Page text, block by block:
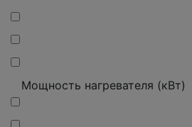
Мощность нагревателя (кВт)